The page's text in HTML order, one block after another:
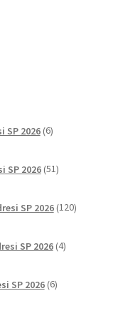
2026 6izdelkov
SP 2026 51izdelkov
SP 2026 120izdelkov
SP 2026 4izdelki
SP 2026 6izdelkov